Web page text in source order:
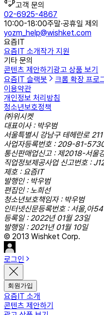
고객 문의
02-6925-4867
10:00-18:00주말·공휴일 제외
yozm_help@wishket.com
요즘IT
요즘IT 소개작가 지원
기타 문의
콘텐츠 제안하기 광고 상품 보기
요즘IT 슬랙봇
크롬 확장 프로
이용약관
개인정보 처리방침
청소년보호정책
㈜위시켓
대표이사 : 박우범
서울특별시 강남구 테헤란로
사업자등록번호 : 209-81-
통신판매업신고 : 제2018-서울
직업정보제공사업 신고번호 :
제호 : 요즘IT
발행인 : 박우범
편집인 : 노희선
청소년보호책임자 : 박우범
인터넷신문등록번호 : 서울,아
등록일 : 2022년 01월 23일
발행일 : 2021년 01월 10일
© 2013 Wishket Corp.
로그인
회원가입
요즘IT 소개
콘텐츠 제안하기